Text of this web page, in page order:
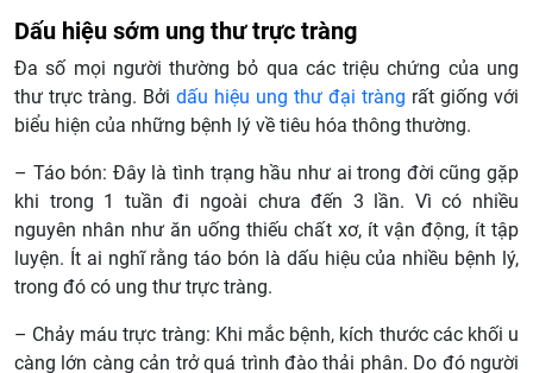
Dấu hiệu sớm ung thư trực tràng
Đa số mọi người thường bỏ qua các triệu chứng của ung
thư trực tràng. Bởi dấu hiệu ung thư đại tràng rất giống với
biểu hiện của những bệnh lý về tiêu hóa thông thường.
– Táo bón: Đây là tình trạng hầu như ai trong đời cũng gặp
khi trong 1 tuần đi ngoài chưa đến 3 lần. Vì có nhiều
nguyên nhân như ăn uống thiếu chất xơ, ít vận động, ít tập
luyện. Ít ai nghĩ rằng táo bón là dấu hiệu của nhiều bệnh lý,
trong đó có ung thư trực tràng.
– Chảy máu trực tràng: Khi mắc bệnh, kích thước các khối u
càng lớn càng cản trở quá trình đào thải phân. Do đó người